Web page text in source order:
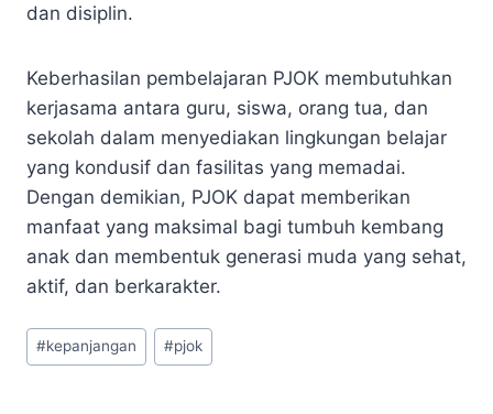
dan disiplin.
Keberhasilan pembelajaran PJOK membutuhkan
kerjasama antara guru, siswa, orang tua, dan
sekolah dalam menyediakan lingkungan belajar
yang kondusif dan fasilitas yang memadai.
Dengan demikian, PJOK dapat memberikan
manfaat yang maksimal bagi tumbuh kembang
anak dan membentuk generasi muda yang sehat,
aktif, dan berkarakter.
Post
Tags:
#kepanjangan #pjok